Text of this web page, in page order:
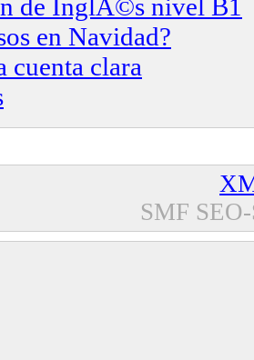
de InglÃ©s nivel B1
en Navidad?
cuenta clara
SMF